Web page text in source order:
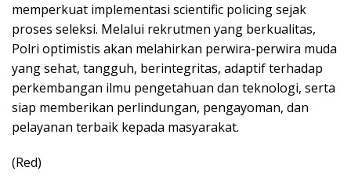
memperkuat implementasi scientific policing sejak
proses seleksi. Melalui rekrutmen yang berkualitas,
Polri optimistis akan melahirkan perwira-perwira muda
yang sehat, tangguh, berintegritas, adaptif terhadap
perkembangan ilmu pengetahuan dan teknologi, serta
siap memberikan perlindungan, pengayoman, dan
pelayanan terbaik kepada masyarakat.
(Red)